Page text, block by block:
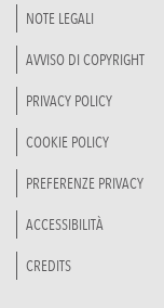
NOTE LEGALI
AVVISO DI COPYRIGHT
PRIVACY POLICY
COOKIE POLICY
PREFERENZE PRIVACY
ACCESSIBILITÀ
CREDITS